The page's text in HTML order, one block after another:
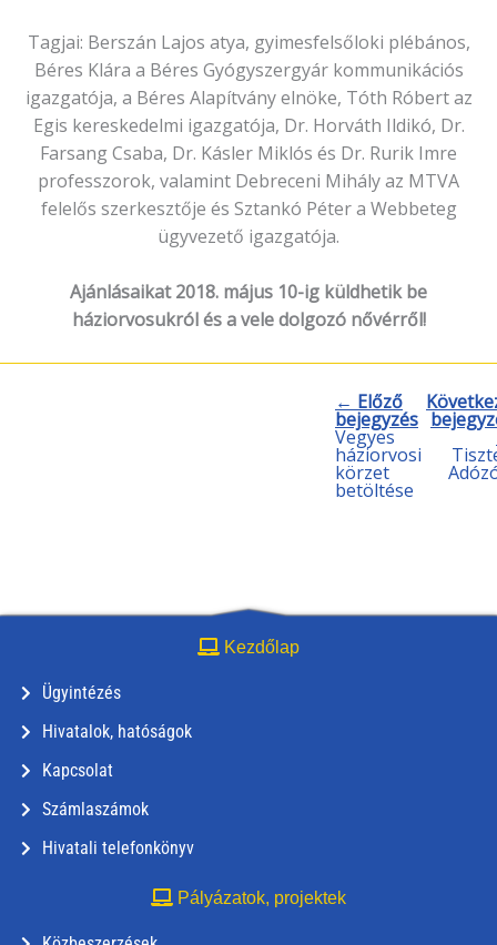
Tagjai: Berszán Lajos atya, gyimesfelsőloki plébános,
Béres Klára a Béres Gyógyszergyár kommunikációs
igazgatója, a Béres Alapítvány elnöke, Tóth Róbert az
Egis kereskedelmi igazgatója, Dr. Horváth Ildikó, Dr.
Farsang Csaba, Dr. Kásler Miklós és Dr. Rurik Imre
professzorok, valamint Debreceni Mihály az MTVA
felelős szerkesztője és Sztankó Péter a Webbeteg
ügyvezető igazgatója.
Ajánlásaikat 2018. május 10-ig küldhetik be
háziorvosukról és a vele dolgozó nővérről!
← Előző
bejegyzés
Vegyes
háziorvosi
körzet
betöltése
Kezdőlap
Ügyintézés
Hivatalok, hatóságok
Kapcsolat
Számlaszámok
Hivatali telefonkönyv
Pályázatok, projektek